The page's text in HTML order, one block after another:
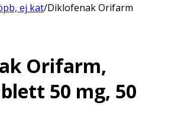
ej kat/Diklofenak Orifarm
Orifarm,
50 mg, 50